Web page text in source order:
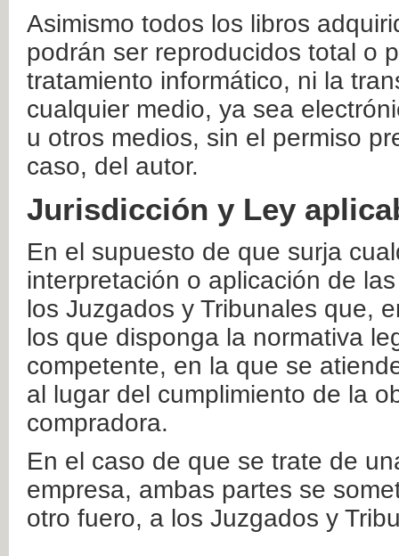
Asimismo todos los libros
podrán ser reproducidos total o
tratamiento informático, ni la
cualquier medio, ya sea
u otros medios, sin el permiso
caso, del autor.
Jurisdicción y Ley
En el supuesto de que surja
interpretación o aplicación de
los Juzgados y Tribunales que,
los que disponga la normativa
competente, en la que se
al lugar del cumplimiento de la
compradora.
En el caso de que se trate de
empresa, ambas partes se
otro fuero, a los Juzgados y